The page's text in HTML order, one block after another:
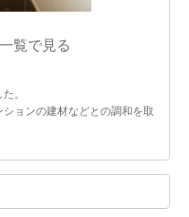
覧で見る
。
ョンの建材などとの調和を取